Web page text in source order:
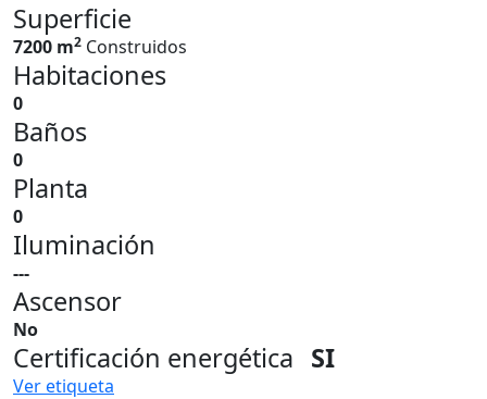
Superficie
7200 m2 Construidos
Habitaciones
0
Baños
0
Planta
0
Iluminación
---
Ascensor
No
Certificación energética SI
Ver etiqueta